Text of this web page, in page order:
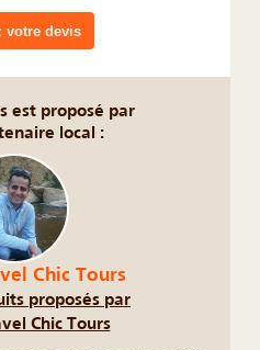
votre devis
est proposé par
local :
Chic Tours
proposés par
Chic Tours